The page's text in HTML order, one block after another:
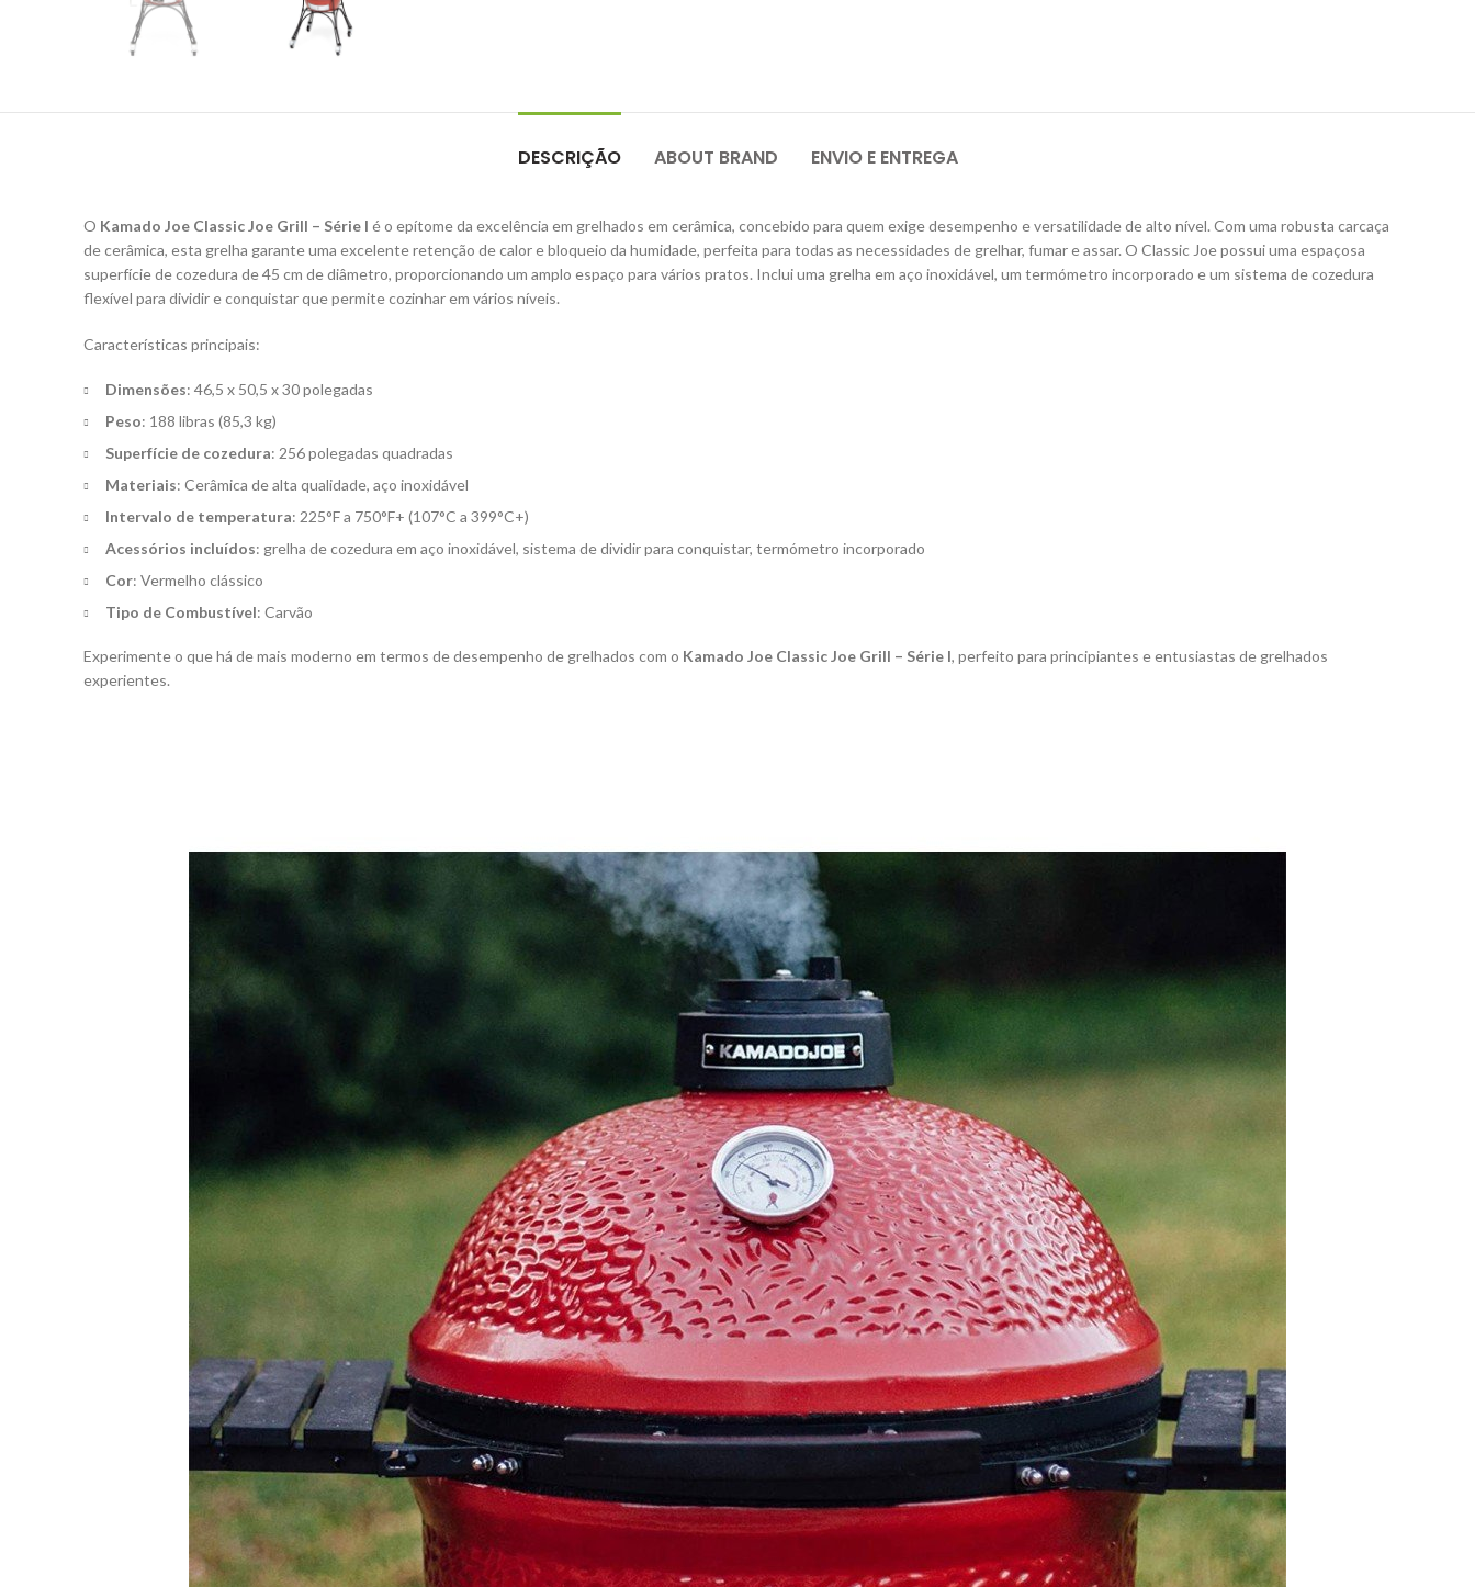
DESCRIÇÃO ABOUT BRAND ENVIO E ENTREGA
O Kamado Joe Classic Joe Grill – Série I é o epítome da excelência em grelhados em cerâmica, concebido para quem exige desempenho e versatilidade de alto nível. Com uma robusta carcaça
de cerâmica, esta grelha garante uma excelente retenção de calor e bloqueio da humidade, perfeita para todas as necessidades de grelhar, fumar e assar. O Classic Joe possui uma espaçosa
superfície de cozedura de 45 cm de diâmetro, proporcionando um amplo espaço para vários pratos. Inclui uma grelha em aço inoxidável, um termómetro incorporado e um sistema de cozedura
flexível para dividir e conquistar que permite cozinhar em vários níveis.
Características principais:
Dimensões: 46,5 x 50,5 x 30 polegadas
Peso: 188 libras (85,3 kg)
Superfície de cozedura: 256 polegadas quadradas
Materiais: Cerâmica de alta qualidade, aço inoxidável
Intervalo de temperatura: 225°F a 750°F+ (107°C a 399°C+)
Acessórios incluídos: grelha de cozedura em aço inoxidável, sistema de dividir para conquistar, termómetro incorporado
Cor: Vermelho clássico
Tipo de Combustível: Carvão
Experimente o que há de mais moderno em termos de desempenho de grelhados com o Kamado Joe Classic Joe Grill – Série I, perfeito para principiantes e entusiastas de grelhados
experientes.